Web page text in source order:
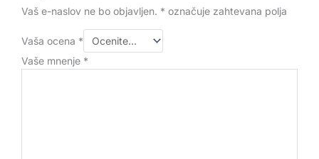
Vaš e-naslov ne bo objavljen. * označuje zahtevana polja
Vaša ocena *
Vaše mnenje *